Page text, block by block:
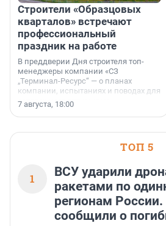
Строители «Образцовых
кварталов» встречают
профессиональный
праздник на работе
В преддверии Дня строителя топ-
менеджеры компании «СЗ
„Терминал-Ресурс“ — о планах
компании, испытаниях и поводах для
осторожного оптимизма.
7 августа, 18:00
ТОП 5
1
ВСУ ударили
ракетами по
регионам России.
сообщили о